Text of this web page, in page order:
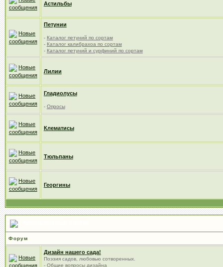
Астильбы
Петунии
- Каталог петуний по сортам
- Каталог калибрахоа по сортам
- Каталог петуний и сурфиний по сортам
Лилии
Гладиолусы
- Опросы
Клематисы
Тюльпаны
Георгины
Форум
Дизайн нашего сада!
Поэзия садов, любовью сотворенных.
- Общие вопросы дизайна